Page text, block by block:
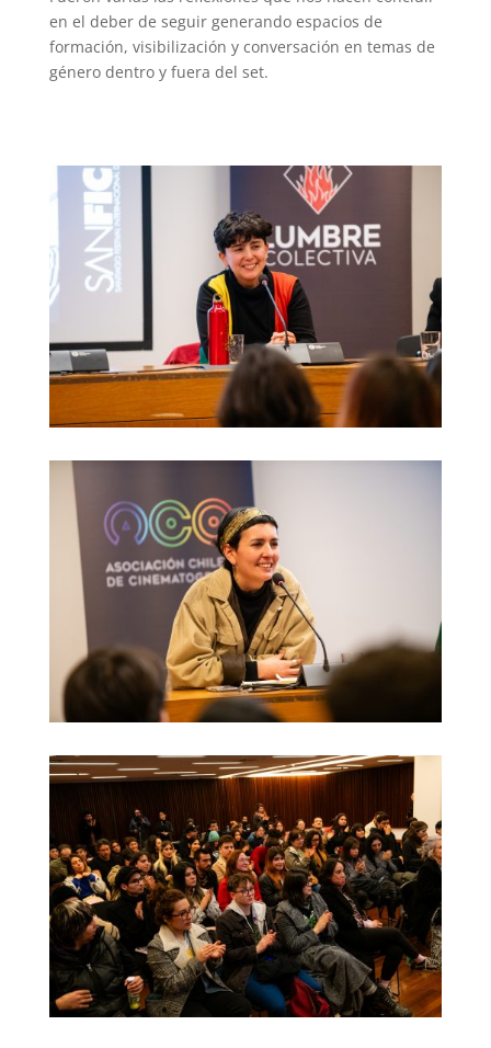
en el deber de seguir generando espacios de
formación, visibilización y conversación en temas de
género dentro y fuera del set.